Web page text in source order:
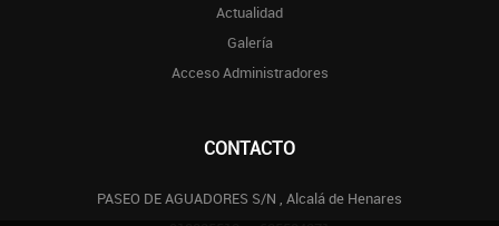
Actualidad
Galería
Acceso Administradores
CONTACTO
PASEO DE AGUADORES S/N , Alcalá de Henares